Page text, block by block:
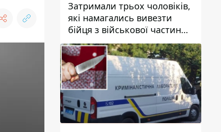
Затримали трьох чоловіків,
які намагались вивезти
бійця з військової частини
до Дніпра за 7 тисяч
доларів: серед них був лікар